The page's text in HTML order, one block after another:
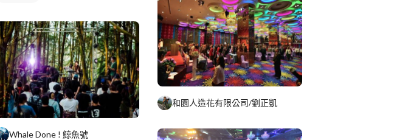
Whale Done ! 鯨魚號
和園人造花有限公司/劉正凱